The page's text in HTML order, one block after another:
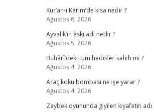
Kur’an-ı Kerim’de kısa nedir ?
Ağustos 6, 2026
Ayvalık’ın eski adı nedir ?
Ağustos 5, 2026
Buhârî’deki tüm hadisler sahih mi ?
Ağustos 4, 2026
Araç koku bombası ne işe yarar ?
Ağustos 4, 2026
Zeybek oyununda giyilen kıyafetin adı